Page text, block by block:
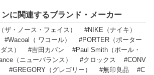
に関連するブランド・メーカー
ザ・ノース・フェイス）
#NIKE（ナイキ）
#Wacoal（ ワコール）
#PORTER（ポーター
ス） #吉田カバン
#Paul Smith（ポール・
（ニューバランス） #クロックス
#CONV
#GREGORY（グレゴリー） #無印良品
#C